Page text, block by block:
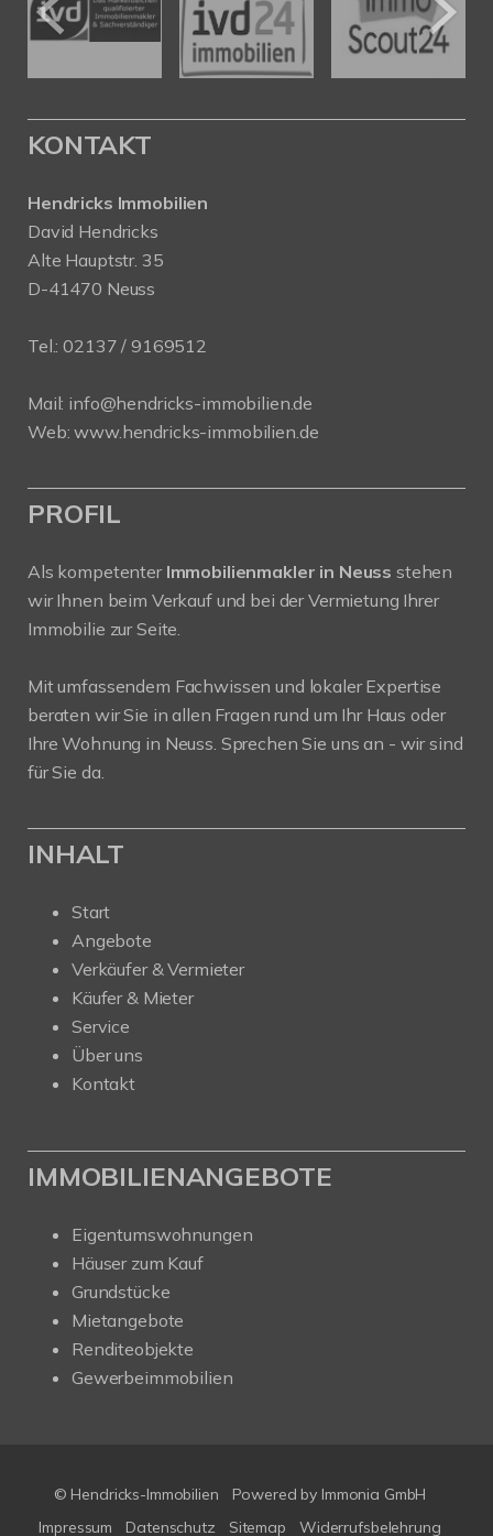
KONTAKT
Hendricks Immobilien
David Hendricks
Alte Hauptstr. 35
D-41470 Neuss
Tel.: 02137 / 9169512
Mail: info@hendricks-immobilien.de
Web:www.hendricks-immobilien.de
PROFIL
Als kompetenter Immobilienmakler in Neuss stehen
wir Ihnen beim Verkauf und bei der Vermietung Ihrer
Immobilie zur Seite.
Mit umfassendem Fachwissen und lokaler Expertise
beraten wir Sie in allen Fragen rund um Ihr Haus oder
Ihre Wohnung in Neuss. Sprechen Sie uns an - wir sind
für Sie da.
INHALT
Start
Angebote
Verkäufer & Vermieter
Käufer & Mieter
Service
Über uns
Kontakt
IMMOBILIENANGEBOTE
Eigentumswohnungen
Häuser zum Kauf
Grundstücke
Mietangebote
Renditeobjekte
Gewerbeimmobilien
© Hendricks-Immobilien
Powered by Immonia GmbH
Impressum
Datenschutz Sitemap Widerrufsbelehrung